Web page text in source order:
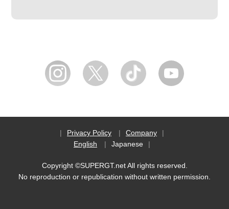
Privacy Policy
Company
English
Japanese
Copyright ©SUPERGT.net All rights reserved.
No reproduction or republication without written permission.